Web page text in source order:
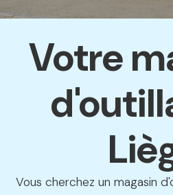
Votre
Vous cherchez un magasin